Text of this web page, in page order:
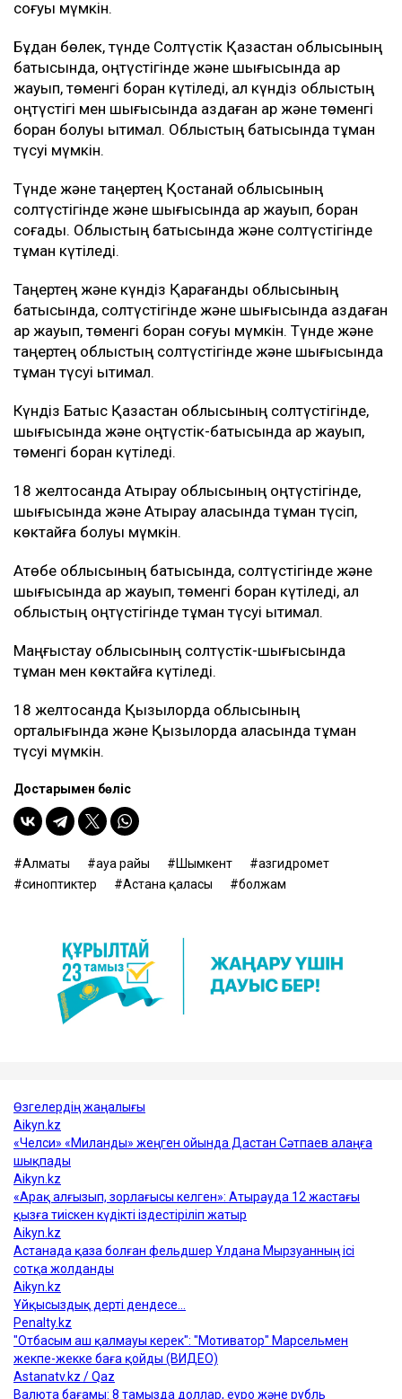
соғуы мүмкін.
Бұдан бөлек, түнде Солтүстік Қазақстан облысының
батысында, оңтүстігінде және шығысында қар
жауып, төменгі боран күтіледі, ал күндіз облыстың
оңтүстігі мен шығысында аздаған қар және төменгі
боран болуы ықтимал. Облыстың батысында тұман
түсуі мүмкін.
Түнде және таңертең Қостанай облысының
солтүстігінде және шығысында қар жауып, боран
соғады. Облыстың батысында және солтүстігінде
тұман күтіледі.
Таңертең және күндіз Қарағанды облысының
батысында, солтүстігінде және шығысында аздаған
қар жауып, төменгі боран соғуы мүмкін. Түнде және
таңертең облыстың солтүстігінде және шығысында
тұман түсуі ықтимал.
Күндіз Батыс Қазақстан облысының солтүстігінде,
шығысында және оңтүстік-батысында қар жауып,
төменгі боран күтіледі.
18 желтоқсанда Атырау облысының оңтүстігінде,
шығысында және Атырау қаласында тұман түсіп,
көктайғақ болуы мүмкін.
Ақтөбе облысының батысында, солтүстігінде және
шығысында қар жауып, төменгі боран күтіледі, ал
облыстың оңтүстігінде тұман түсуі ықтимал.
Маңғыстау облысының солтүстік-шығысында
тұман мен көктайғақ күтіледі.
18 желтоқсанда Қызылорда облысының
орталығында және Қызылорда қаласында тұман
түсуі мүмкін.
Достарыңмен бөліс
Алматы ауа райы Шымкент
Қазгидромет
синоптиктер
Астана қаласы болжам